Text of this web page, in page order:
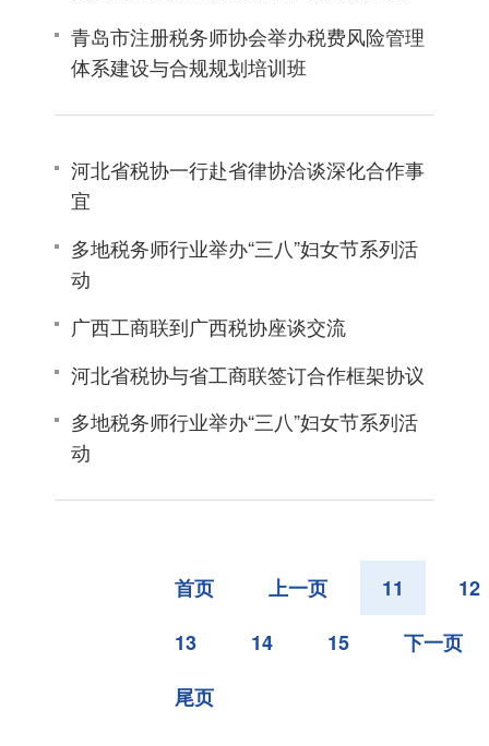
青岛市注册税务师协会举办税费风险管理
体系建设与合规规划培训班
河北省税协一行赴省律协洽谈深化合作事
宜
多地税务师行业举办“三八”妇女节系列活
动
广西工商联到广西税协座谈交流
河北省税协与省工商联签订合作框架协议
多地税务师行业举办“三八”妇女节系列活
动
首页 上一页 11
12
13
14 15
下一页
尾页